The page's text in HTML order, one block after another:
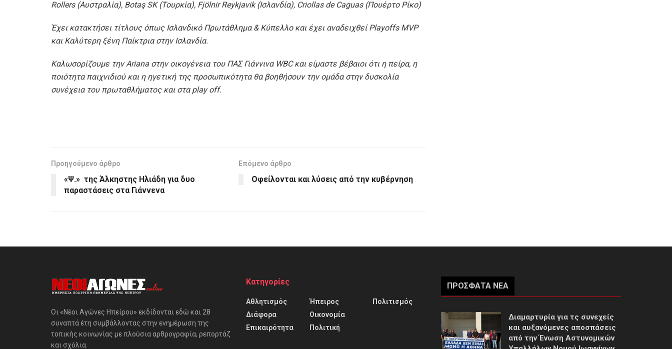
Rollers (Αυστραλία), Botaş SK (Τουρκία), Fjölnir Reykjavik (Ισλανδία), Criollas de Caguas (Πουέρτο Ρίκο)
Έχει κατακτήσει τίτλους όπως Ισλανδικό Πρωτάθλημα & Κύπελλο και έχει αναδειχθεί Playoffs MVP
και Καλύτερη ξένη Παίκτρια στην Ισλανδία.
Καλωσορίζουμε την Ariana στην οικογένεια του ΠΑΣ Γιάννινα WBC και είμαστε βέβαιοι ότι η πείρα, η
ποιότητα παιχνιδιού και η ηγετική της προσωπικότητα θα βοηθήσουν την ομάδα στην δυσκολία
συνέχεια του πρωταθλήματος και στα play off.
Προηγούμενο άρθρο
«Ψ.» της Άλκηστης Ηλιάδη για δυο
παραστάσεις στα Γιάννενα
Επόμενο άρθρο
Οφείλονται και λύσεις από την κυβέρνηση
Οι «Νέοι Αγώνες Ηπείρου» εκδίδονται εδώ και 28
συναπτά έτη συμβάλλοντας στην ενημέρωση της
τοπικής κοινωνίας με πλούσια αρθρογραφία, ρεπορτάζ
και σχόλια.
Κατηγορίες
Αθλητισμός
Διάφορα
Επικαιρότητα
Ήπειρος
Οικονομία
Πολιτική
Πολιτισμός
ΠΡΌΣΦΑΤΑ ΝΈΑ
Διαμαρτυρία για τς συνεχείς
και αυξανόμενες αποσπάσεις
από την Ένωση Αστυνομικών